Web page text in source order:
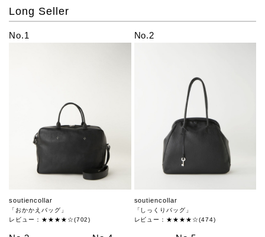
Long Seller
No.1
soutiencollar
「おかかえバッグ」
レビュー：★★★★☆(702)
No.2
soutiencollar
「しっくりバッグ」
レビュー：★★★★☆(474)